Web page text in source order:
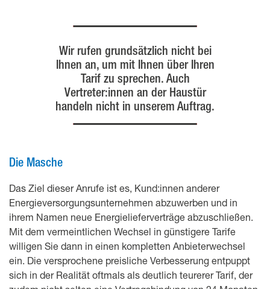
Wir rufen grundsätzlich nicht bei
Ihnen an, um mit Ihnen über Ihren
Tarif zu sprechen. Auch
Vertreter:innen an der Haustür
handeln nicht in unserem Auftrag.
Die Masche
Das Ziel dieser Anrufe ist es, Kund:innen anderer
Energieversorgungsunternehmen abzuwerben und in
ihrem Namen neue Energielieferverträge abzuschließen.
Mit dem vermeintlichen Wechsel in günstigere Tarife
willigen Sie dann in einen kompletten Anbieterwechsel
ein. Die versprochene preisliche Verbesserung entpuppt
sich in der Realität oftmals als deutlich teurerer Tarif, der